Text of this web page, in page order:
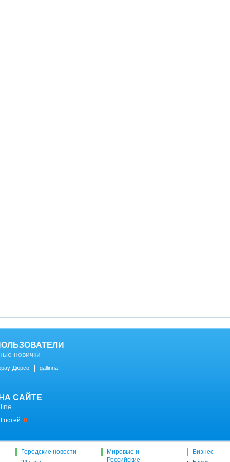
новички
Дюрсо
gallinna
САЙТЕ
Гостей: 0
Городские новости
Мировые и
Российские
Бизнес